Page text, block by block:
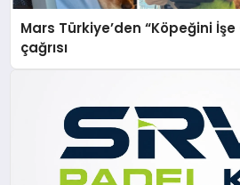
Mars Türkiye’den “Köpeğini
çağrısı